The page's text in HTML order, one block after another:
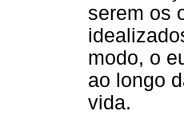
serem os
modo, o
ao longo
vida.